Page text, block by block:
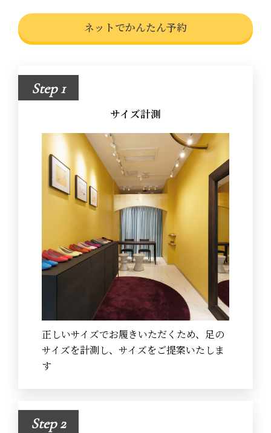
ネットでかんたん予約
Step 1
サイズ計測
正しいサイズでお履きいただくため、足の
サイズを計測し、サイズをご提案いたしま
す
Step 2